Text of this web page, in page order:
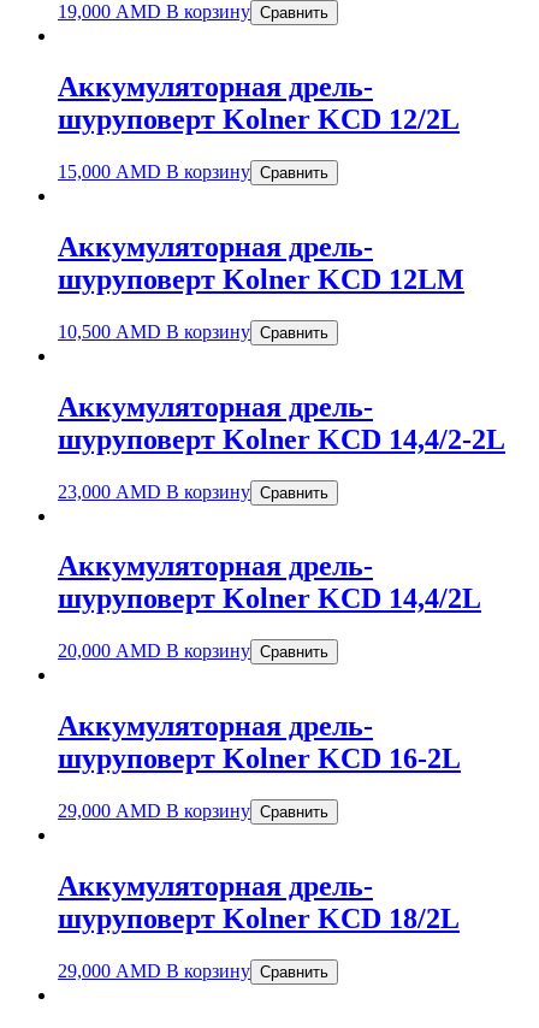
19,000 AMD В корзину Сравнить
Аккумуляторная дрель-
шуруповерт Kolner KCD 12/2L
15,000 AMD В корзину Сравнить
Аккумуляторная дрель-
шуруповерт Kolner KCD 12LM
10,500 AMD В корзину Сравнить
Аккумуляторная дрель-
шуруповерт Kolner KCD 14,4/2-2L
23,000 AMD В корзину Сравнить
Аккумуляторная дрель-
шуруповерт Kolner KCD 14,4/2L
20,000 AMD В корзину Сравнить
Аккумуляторная дрель-
шуруповерт Kolner KCD 16-2L
29,000 AMD В корзину Сравнить
Аккумуляторная дрель-
шуруповерт Kolner KCD 18/2L
29,000 AMD В корзину Сравнить